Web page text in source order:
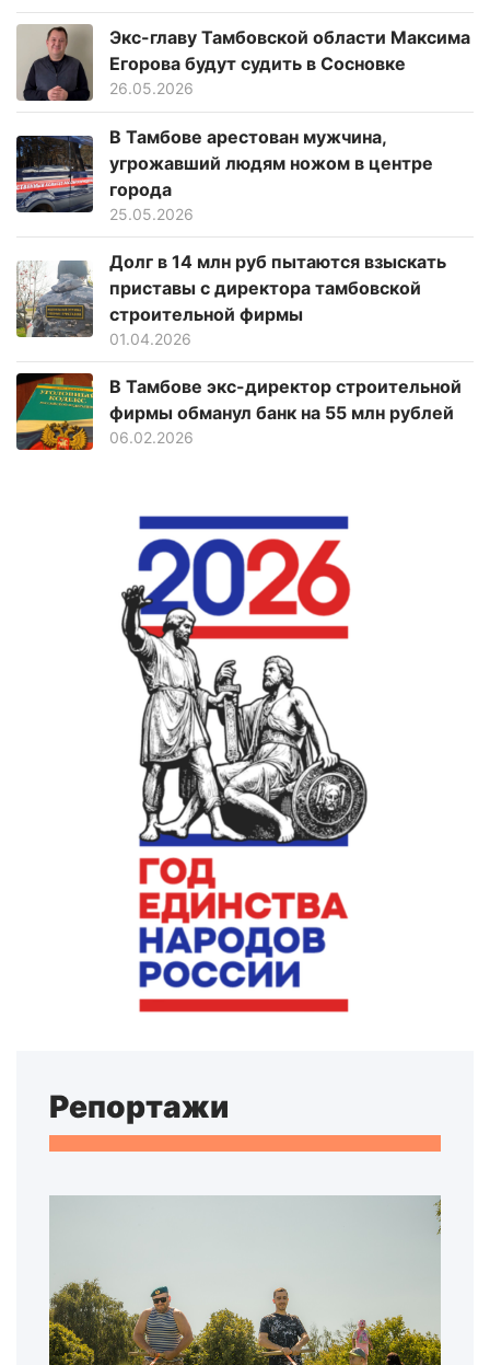
Экс-главу Тамбовской области Максима
Егорова будут судить в Сосновке
26.05.2026
В Тамбове арестован мужчина,
угрожавший людям ножом в центре
города
25.05.2026
Долг в 14 млн руб пытаются взыскать
приставы с директора тамбовской
строительной фирмы
01.04.2026
В Тамбове экс-директор строительной
фирмы обманул банк на 55 млн рублей
06.02.2026
Репортажи